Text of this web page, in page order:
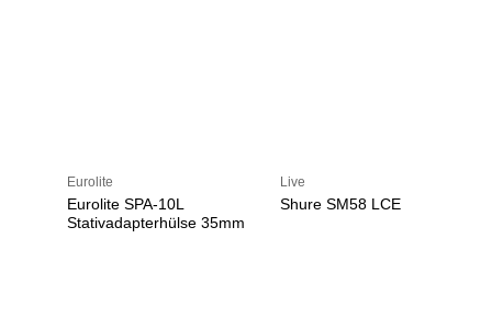
Eurolite
Eurolite SPA-10L
Stativadapterhülse 35mm
Live
Shure SM58 LCE